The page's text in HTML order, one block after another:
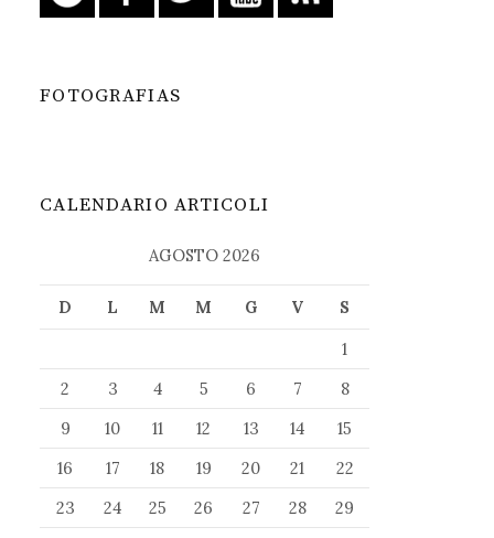
FOTOGRAFIAS
CALENDARIO ARTICOLI
AGOSTO 2026
D L M M G V
S
1
2
3 4 5 6 7
8
9
10 11 12 13 14
15
16
17 18 19 20 21
22
23
24 25 26 27 28
29